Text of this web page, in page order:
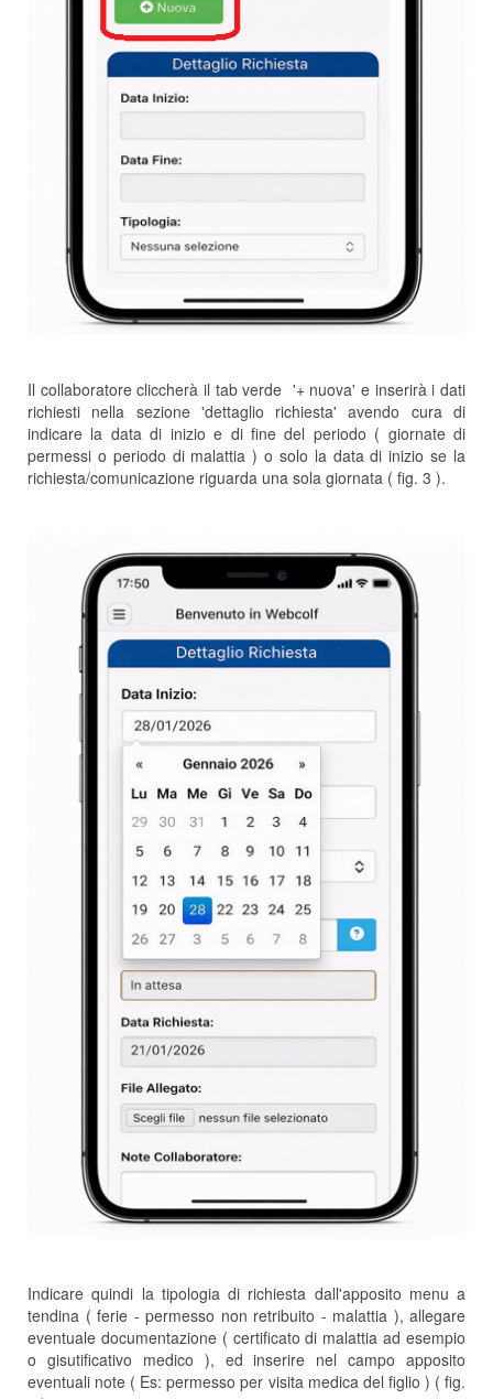
Il collaboratore cliccherà il tab verde '+ nuova' e inserirà i dati
richiesti nella sezione 'dettaglio richiesta' avendo cura di
indicare la data di inizio e di fine del periodo ( giornate di
permessi o periodo di malattia ) o solo la data di inizio se la
richiesta/comunicazione riguarda una sola giornata ( fig. 3 ).
Indicare quindi la tipologia di richiesta dall'apposito menu a
tendina ( ferie - permesso non retribuito - malattia ), allegare
eventuale documentazione ( certificato di malattia ad esempio
o gisutificativo medico ), ed inserire nel campo apposito
eventuali note ( Es: permesso per visita medica del figlio ) ( fig.